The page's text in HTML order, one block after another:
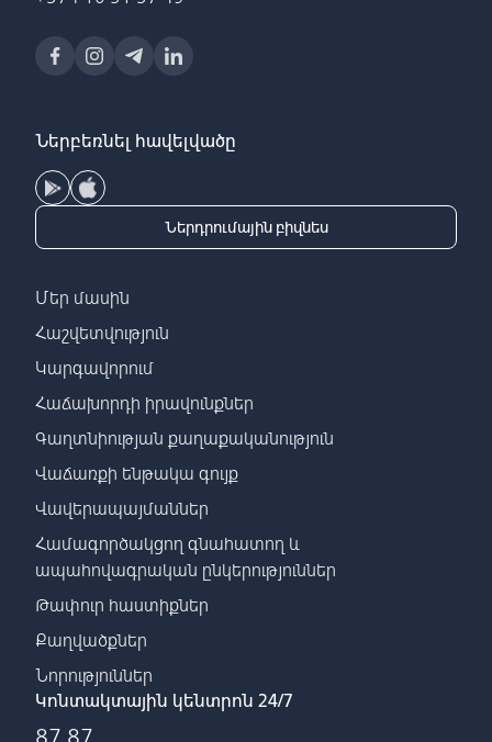
Ներբեռնել հավելվածը
Ներդրումային բիզնես
Մեր մասին
Հաշվետվություն
Կարգավորում
Հաճախորդի իրավունքներ
Գաղտնիության քաղաքականություն
Վաճառքի ենթակա գույք
Վավերապայմաններ
Համագործակցող գնահատող և
ապահովագրական ընկերություններ
Թափուր հաստիքներ
Քաղվածքներ
Նորություններ
Կոնտակտային կենտրոն 24/7
87 87